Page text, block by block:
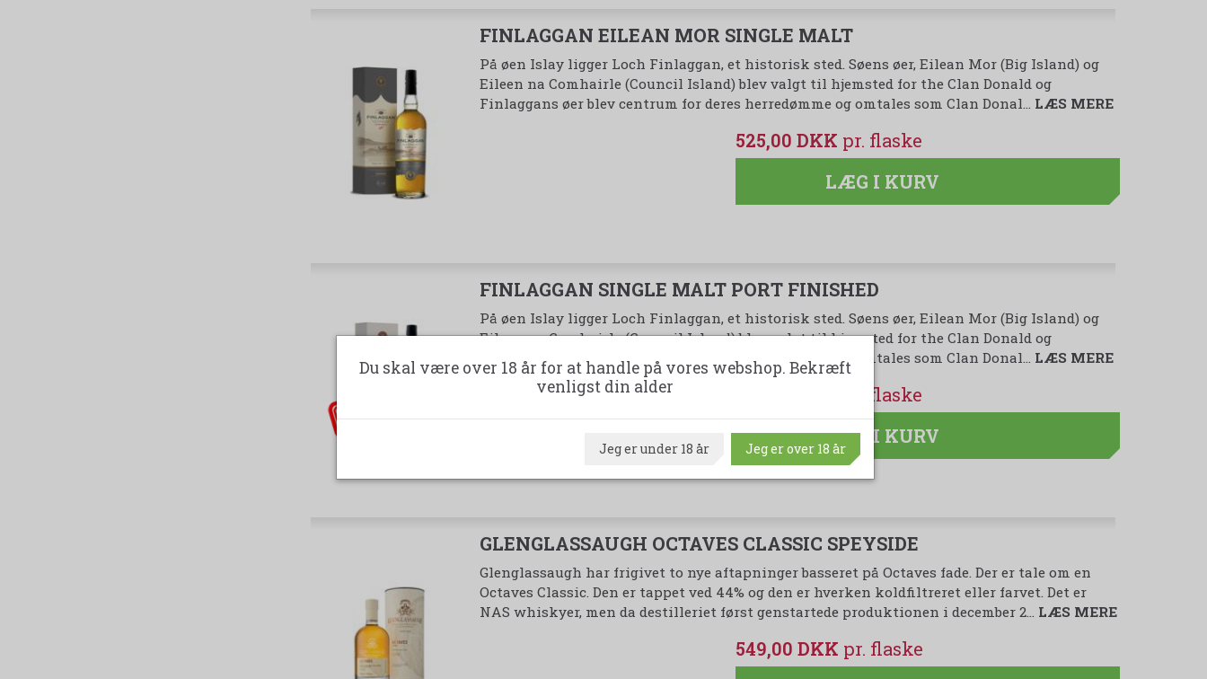
FINLAGGAN EILEAN MOR SINGLE MALT
På øen Islay ligger Loch Finlaggan, et historisk sted. Søens øer, Eilean Mor (Big Island) og
Eileen na Comhairle (Council Island) blev valgt til hjemsted for the Clan Donald og
Finlaggans øer blev centrum for deres herredømme og omtales som Clan Donal… LÆS MERE
525,00 DKK
LÆG I KURV
udsolgt-label
FINLAGGAN SINGLE MALT PORT FINISHED
På øen Islay ligger Loch Finlaggan, et historisk sted. Søens øer, Eilean Mor (Big Island) og
Eileen na Comhairle (Council Island) blev valgt til hjemsted for the Clan Donald og
Finlaggans øer blev centrum for deres herredømme og omtales som Clan Donal… LÆS MERE
LÆG I KURV
GLENGLASSAUGH OCTAVES CLASSIC SPEYSIDE
Glenglassaugh har frigivet to nye aftapninger basseret på Octaves fade. Der er tale om en
Octaves Classic. Den er tappet ved 44% og den er hverken koldfiltreret eller farvet. Det er
NAS whiskyer, men da destilleriet først genstartede produktionen i december 2… LÆS MERE
549,00 DKK
Du skal være over 18 år for at handle på vores webshop. Bekræft
venligst din alder
Jeg er under 18 år Jeg er over 18 år